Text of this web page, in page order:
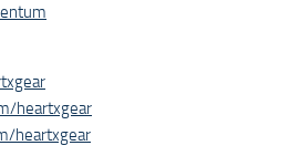
heartxgear
heartxgear